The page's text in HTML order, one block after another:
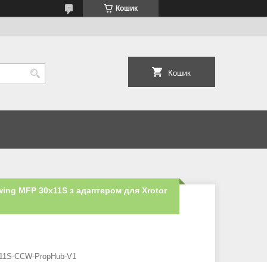
Кошик
Кошик
MFP 30x11S з адаптером для Xrotor
CCW-PropHub-V1